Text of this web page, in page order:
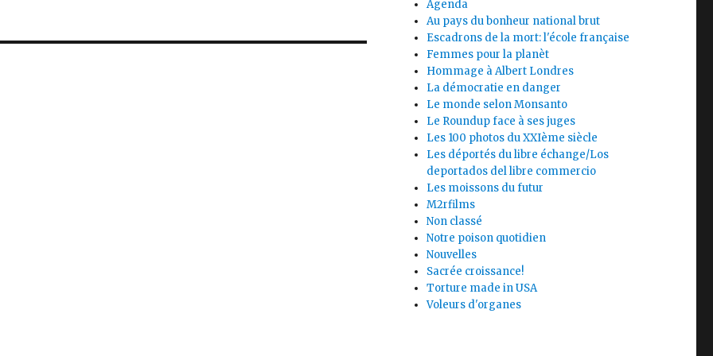
Agenda
Au pays du bonheur national brut
Escadrons de la mort: l'école française
Femmes pour la planèt
Hommage à Albert Londres
La démocratie en danger
Le monde selon Monsanto
Le Roundup face à ses juges
Les 100 photos du XXIème siècle
Les déportés du libre échange/Los
deportados del libre commercio
Les moissons du futur
M2rfilms
Non classé
Notre poison quotidien
Nouvelles
Sacrée croissance!
Torture made in USA
Voleurs d'organes